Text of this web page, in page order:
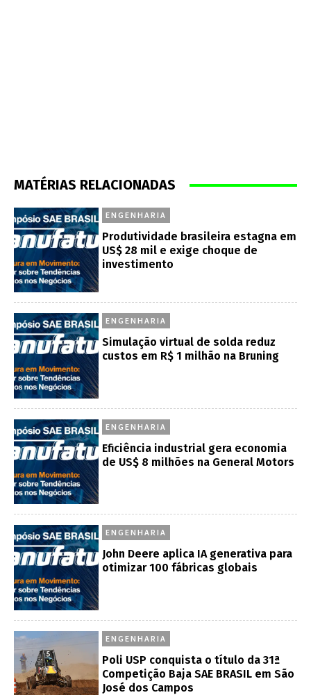
MATÉRIAS RELACIONADAS
ENGENHARIA
Produtividade brasileira estagna em
US$ 28 mil e exige choque de
investimento
ENGENHARIA
Simulação virtual de solda reduz
custos em R$ 1 milhão na Bruning
ENGENHARIA
Eficiência industrial gera economia
de US$ 8 milhões na General Motors
ENGENHARIA
John Deere aplica IA generativa para
otimizar 100 fábricas globais
ENGENHARIA
Poli USP conquista o título da 31ª
Competição Baja SAE BRASIL em São
José dos Campos